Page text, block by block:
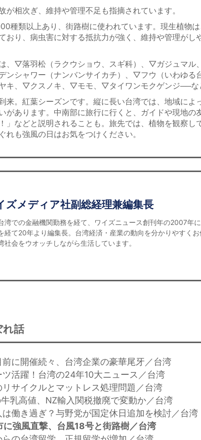
相次ぎ、維持や管理不足も指摘されています。
種類以上あり、街路樹に使われています。現生植物
おり、病虫害に対する抵抗力が強く、維持や管理がし
、▽落羽松（ラクウショウ、スギ科）、▽ガジュマル
ンシャワー（ナンバンサイカチ）、▽フウ（いわゆる
キ、▽クスノキ、▽モモ、▽タイワンモクゲンジ──な
来。紅葉シーズンです。縦に長い台湾では、地域によ
があります。中南部に旅行に行くと、ガイドや現地の
」などと説明されることも。旅先では、植物を観察し
れも強風の日はお気をつけください。
ズメディア社副総経理兼編集長
湾での金融機関勤務を経て、ワイズニュース創刊年の2007年
経て20年より編集長。台湾経済・産業の動向を分かりやすくお
社会をウオッチしながら生活しています。
れ話
に開催続々、台湾企業の豪華尾牙／台湾
活躍！台湾の24年10大ニュース／台湾
サイクルとマットレス処理問題／台湾
乳高値、NZ輸入関税撤廃で変動か／台湾
働き過ぎ？与野党が国定休日追加を検討／台湾
強風直撃、台風18号と街路樹／台湾